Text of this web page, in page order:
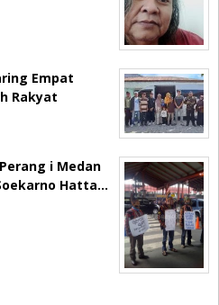
Empat
Rakyat
i Medan
Hatta…